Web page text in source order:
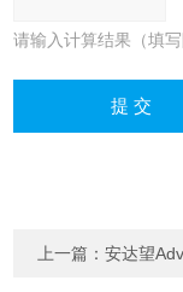
请输入计算结果（填
上一篇：安达望